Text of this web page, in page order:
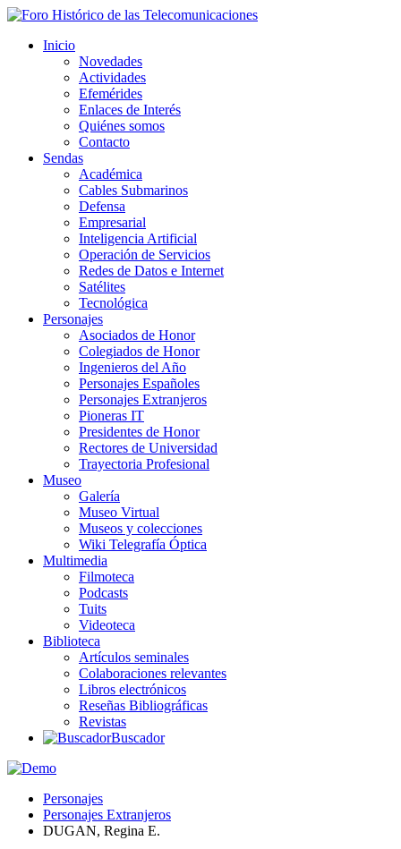
Inicio
Novedades
Actividades
Efemérides
Enlaces de Interés
Quiénes somos
Contacto
Sendas
Académica
Cables Submarinos
Defensa
Empresarial
Inteligencia Artificial
Operación de Servicios
Redes de Datos e Internet
Satélites
Tecnológica
Personajes
Asociados de Honor
Colegiados de Honor
Ingenieros del Año
Personajes Españoles
Personajes Extranjeros
Pioneras IT
Presidentes de Honor
Rectores de Universidad
Trayectoria Profesional
Museo
Galería
Museo Virtual
Museos y colecciones
Wiki Telegrafía Óptica
Multimedia
Filmoteca
Podcasts
Tuits
Videoteca
Biblioteca
Artículos seminales
Colaboraciones relevantes
Libros electrónicos
Reseñas Bibliográficas
Revistas
Buscador
Personajes
Personajes Extranjeros
DUGAN, Regina E.